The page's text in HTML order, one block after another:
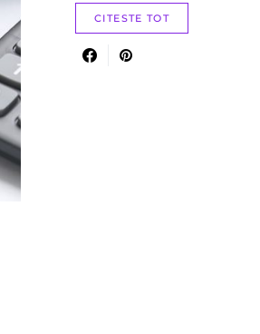
CITESTE TOT